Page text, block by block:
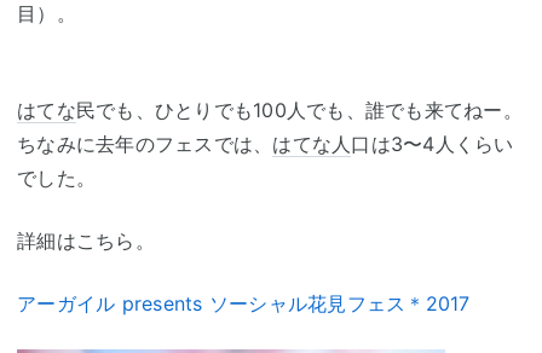
目）。
はてな民でも、ひとりでも100人でも、誰でも来てねー。
ちなみに去年のフェスでは、 はてな人口は3〜4人くらい
でした。
詳細はこちら。
アーガイル presents ソーシャル花見フェス＊2017